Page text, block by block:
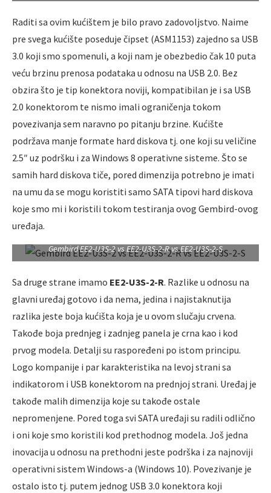
Raditi sa ovim kućištem je bilo pravo zadovoljstvo. Naime
pre svega kućište poseduje čipset (ASM1153) zajedno sa USB
3.0 koji smo spomenuli, a koji nam je obezbedio čak 10 puta
veću brzinu prenosa podataka u odnosu na USB 2.0. Bez
obzira što je tip konektora noviji, kompatibilan je i sa USB
2.0 konektorom te nismo imali ograničenja tokom
povezivanja sem naravno po pitanju brzine. Kućište
podržava manje formate hard diskova tj. one koji su veličine
2.5″ uz podršku i za Windows 8 operativne sisteme. Što se
samih hard diskova tiče, pored dimenzija potrebno je imati
na umu da se mogu koristiti samo SATA tipovi hard diskova
koje smo mi i koristili tokom testiranja ovog Gembird-ovog
uređaja.
Gembird EE2-U3S-2 vs EE2-U3S-2-R vs EE2-U3S-2-S
Sa druge strane imamo EE2-U3S-2-R. Razlike u odnosu na
glavni uređaj gotovo i da nema, jedina i najistaknutija
razlika jeste boja kućišta koja je u ovom slučaju crvena.
Takođe boja prednjeg i zadnjeg panela je crna kao i kod
prvog modela. Detalji su raspoređeni po istom principu.
Logo kompanije i par karakteristika na levoj strani sa
indikatorom i USB konektorom na prednjoj strani. Uređaj je
takođe malih dimenzija koje su takođe ostale
nepromenjene. Pored toga svi SATA uređaji su radili odlično
i oni koje smo koristili kod prethodnog modela. Još jedna
inovacija u odnosu na prethodni jeste podrška i za najnoviji
operativni sistem Windows-a (Windows 10). Povezivanje je
ostalo isto tj. putem jednog USB 3.0 konektora koji